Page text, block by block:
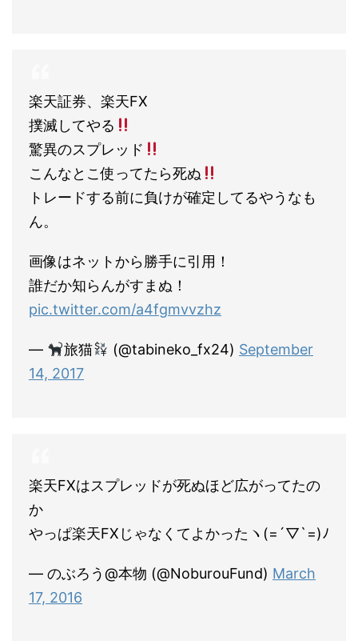
楽天証券、楽天FX
撲滅してやる
驚異のスプレッド
こんなとこ使ってたら死ぬ
トレードする前に負けが確定してるやうなも
ん。
画像はネットから勝手に引用！
誰だか知らんがすまぬ！
pic.twitter.com/a4fgmvvzhz
— 旅猫 (@tabineko_fx24) September
14, 2017
楽天FXはスプレッドが死ぬほど広がってたの
か
やっぱ楽天FXじゃなくてよかったヽ(=´▽`=)ﾉ
— のぶろう@本物 (@NoburouFund) March
17, 2016